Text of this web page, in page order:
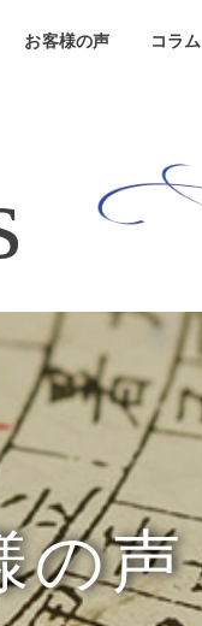
お客様の声 コラム
の声